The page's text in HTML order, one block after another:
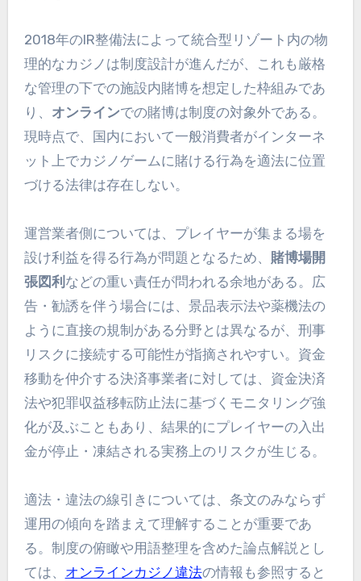
2018年のIR整備法によって統合型リゾート内の物
理的なカジノは制度設計が進んだが、これも厳格
な管理の下での施設内賭博を想定した枠組みであ
り、 オンラインでの賭博は制度の対象外である。
現時点で、国内において一般消費者がインターネ
ット上でカジノゲームに賭ける行為を適法に位置
づける法律は存在しない。
運営業者側については、プレイヤーが集まる場を
設け利益を得る行為が問題となるため、 賭博場開
張図利 などの重い責任が問われる余地がある。広
告・勧誘を伴う場合には、景品表示法や薬機法の
ように直接の規制がある分野とは異なるが、刑事
リスクに接続する可能性が指摘されやすい。資金
移動を仲介する決済事業者に対しては、資金決済
法や犯罪収益移転防止法に基づくモニタリング強
化が及ぶこともあり、結果的にプレイヤーの入出
金が停止・凍結される実務上のリスクが生じる。
適法・違法の線引きについては、条文のみならず
運用の傾向を踏まえて理解することが重要であ
る。制度の俯瞰や用語整理を含めた論点解説とし
ては、 オンラインカジノ違法の情報も参照すると